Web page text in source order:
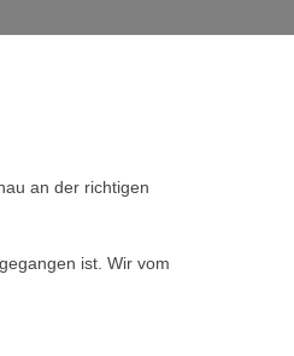
an der richtigen
ist. Wir vom